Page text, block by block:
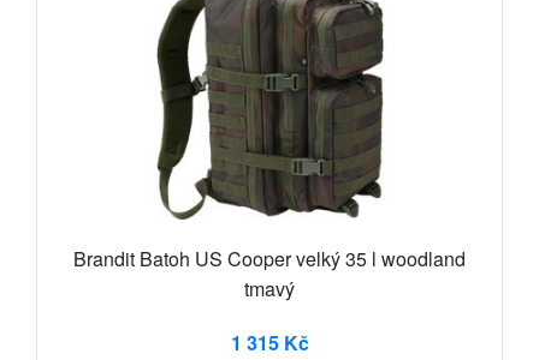
Brandit Batoh US Cooper velký 35 l woodland
tmavý
1 315 Kč